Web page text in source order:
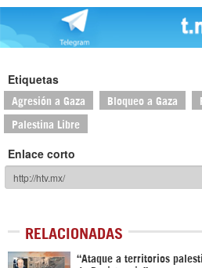
Etiquetas
Agresión a Gaza Bloqueo a Gaza
Palestina Libre
Enlace corto
RELACIONADAS
“Ataque a territorios